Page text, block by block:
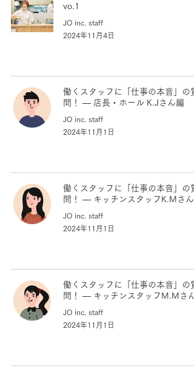
vo.1
JO inc. staff
2024年11月4日
働くスタッフに「仕事の本音」の質
問！ — 店長・ホール K.Jさん編
JO inc. staff
2024年11月1日
働くスタッフに「仕事の本音」の質
問！ — キッチンスタッフK.Mさん
JO inc. staff
2024年11月1日
働くスタッフに「仕事の本音」の質
問！ — キッチンスタッフM.Mさん
JO inc. staff
2024年11月1日